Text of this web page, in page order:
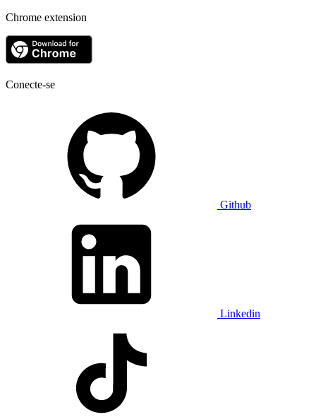
Chrome extension
Conecte-se
Github
Linkedin